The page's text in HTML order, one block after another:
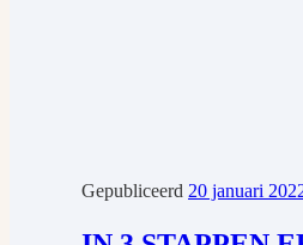
Gepubliceerd 20 januari